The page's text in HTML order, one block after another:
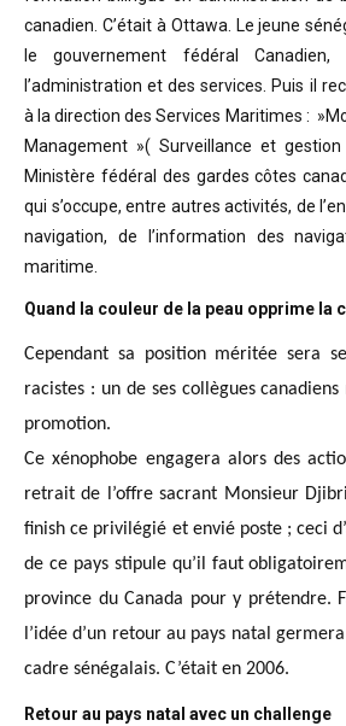
canadien. C’était à Ottawa. Le jeune
le gouvernement fédéral
l’administration et des services. Puis il
à la direction des Services Maritimes :
Management »( Surveillance et
Ministère fédéral des gardes côtes
qui s’occupe, entre autres activités, de
navigation, de l’information des
maritime.
Quand la couleur de la peau opprime la
Cependant sa position méritée sera
racistes : un de ses collègues
promotion.
Ce xénophobe engagera alors des
retrait de l’offre sacrant Monsieur
finish ce privilégié et envié poste ; ceci
de ce pays stipule qu’il faut
province du Canada pour y prétendre.
l’idée d’un retour au pays natal
cadre sénégalais. C’était en 2006.
Retour au pays natal avec un challenge